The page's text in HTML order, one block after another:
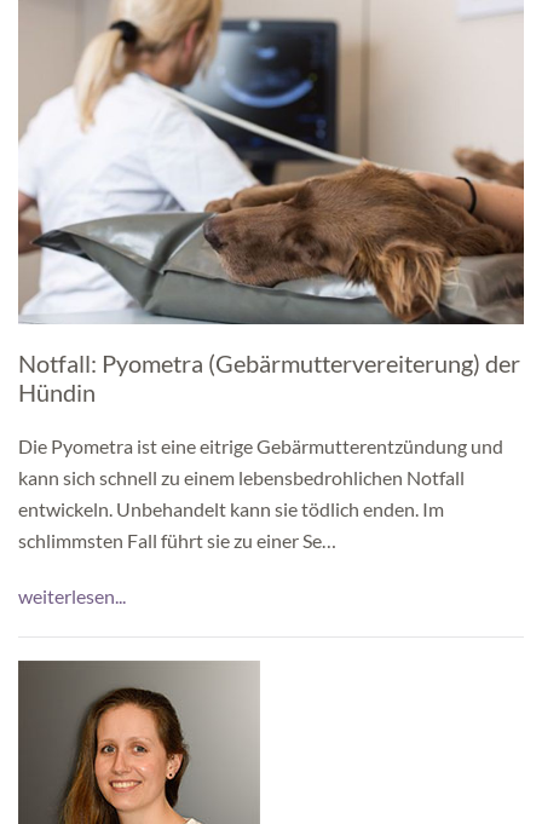
Notfall: Pyometra (Gebärmuttervereiterung) der
Hündin
Die Pyometra ist eine eitrige Gebärmutterentzündung und
kann sich schnell zu einem lebensbedrohlichen Notfall
entwickeln. Unbehandelt kann sie tödlich enden. Im
schlimmsten Fall führt sie zu einer Se…
weiterlesen...